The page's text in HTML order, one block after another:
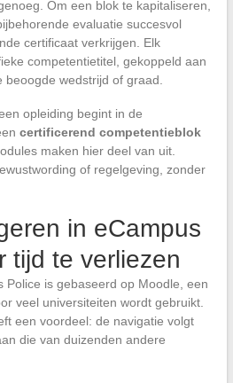
Om een blok te kapitaliseren,
evaluatie succesvol
certificaat verkrijgen. Elk
competentietitel, gekoppeld aan
beoogde wedstrijd of graad.
opleiding begint in de
certificerend competentieblok
maken hier deel van uit.
of regelgeving, zonder
in eCampus
tijd te verliezen
Police is gebaseerd op Moodle, een
veel universiteiten wordt gebruikt.
een voordeel: de navigatie volgt
die van duizenden andere